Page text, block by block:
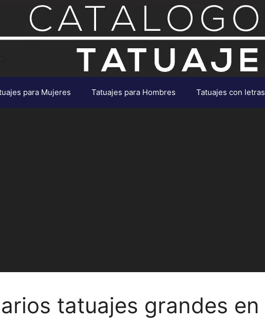
para Mujeres Tatuajes para Hombres Tatuajes con letras
tatuajes grandes en